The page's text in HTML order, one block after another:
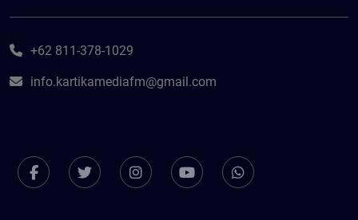
+62 811-378-1029
info.kartikamediafm@gmail.com